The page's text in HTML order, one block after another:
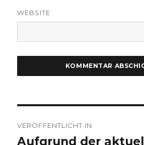
WEBSITE
VERÖFFENTLICHT IN
Aufgrund der